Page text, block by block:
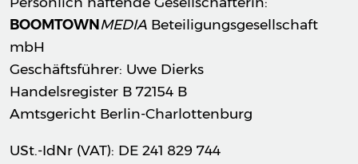
BOOMTOWNMEDIABeteiligungsgesellschaft
mbH
Geschäftsführer: Uwe Dierks
Handelsregister B 72154 B
Amtsgericht Berlin-Charlottenburg
USt.-IdNr (VAT): DE 241 829 744